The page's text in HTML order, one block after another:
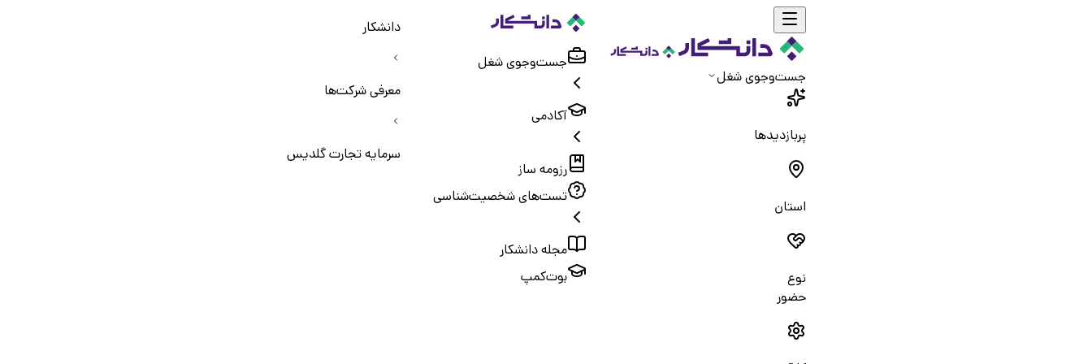
جست‌و‌جوی شغل
پربازدیدها
استان
نوع
حضور
جست‌و‌جوی شغل
آکادمی
رزومه ساز
تست‌های شخصیت‌شناسی
مجله دانشکار
بوت‌کمپ
دانشکار
معرفی شرکت‌ها
سرمایه تجارت گلدیس